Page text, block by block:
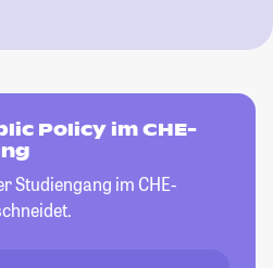
Policy im CHE-
Studiengang im CHE-